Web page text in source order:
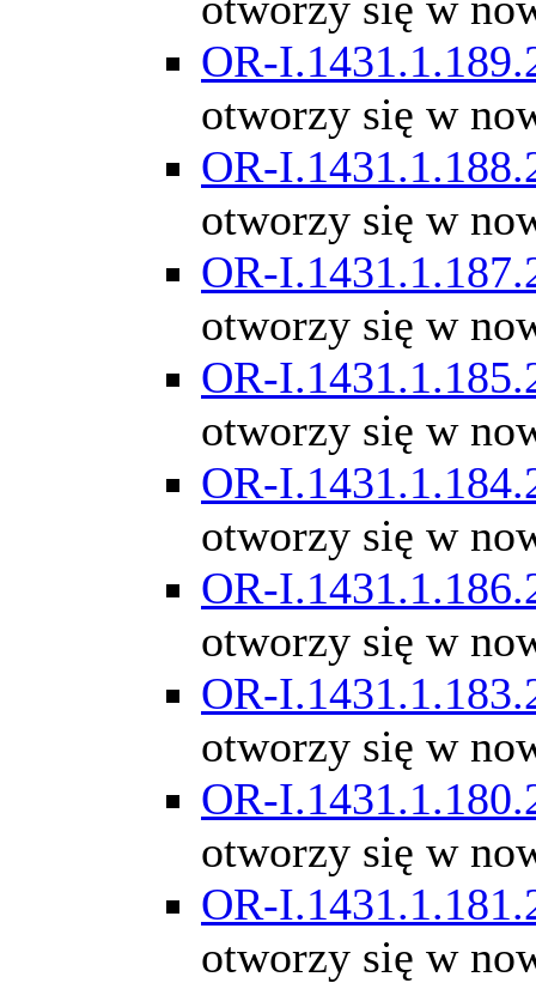
OR-
otworzy się w
OR-
otworzy się w
OR-
otworzy się w
OR-
otworzy się w
OR-
otworzy się w
OR-
otworzy się w
OR-
otworzy się w
OR-
otworzy się w
OR-
otworzy się w